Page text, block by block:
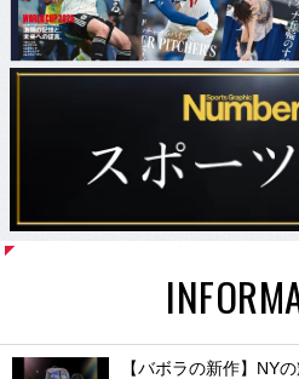
【バボラの新作】NY